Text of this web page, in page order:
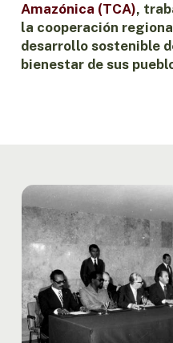
Amazónica (TCA),
la cooperación
desarrollo sostenible
bienestar de sus